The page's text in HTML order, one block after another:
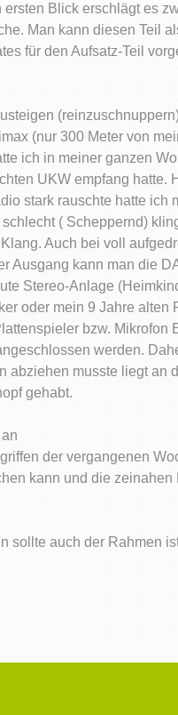
Blick erschlägt es
Man kann diesen Teil
für den Aufsatz-Teil
(nur 300 Meter von
ich in meiner ganzen
UKW empfang
stark rauschte hatte
( Scheppernd)
Auch bei voll
Ausgang kann man die
Stereo-Anlage
oder mein 9 Jahre
bzw.
werden.
musste liegt
gehabt.
der vergangenen
kann und die zeinahen
sollte auch der Rahmen